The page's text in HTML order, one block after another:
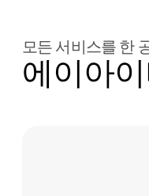
모든 서비스를 한
에이아